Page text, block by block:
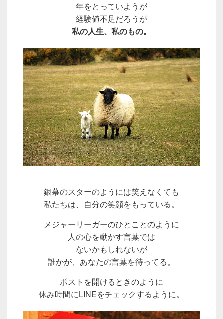
年をとっていようが
経験値不足だろうが
私の人生、私のもの。
銀幕のスターのようには笑えなくても
私たちは、自分の笑顔をもっている。
メジャーリーガーのひとことのように
人の心を動かす言葉では
ないかもしれないが
誰かが、あなたの言葉を待ってる。
ポストを開けるときのように
休み時間にLINEをチェックするように。